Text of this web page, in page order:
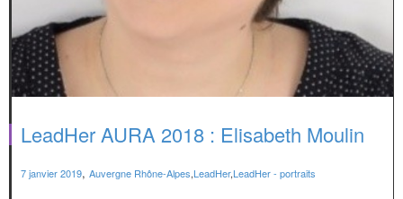
LeadHer AURA 2018 : Elisabeth Moulin
7 janvier 2019, Auvergne Rhône-Alpes,LeadHer,LeadHer - portraits